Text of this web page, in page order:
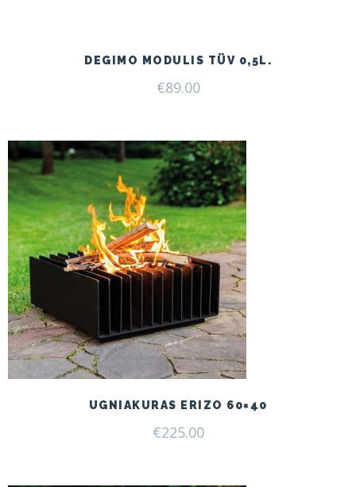
DEGIMO MODULIS TÜV 0,5L.
€89.00
UGNIAKURAS ERIZO 60×40
€225.00